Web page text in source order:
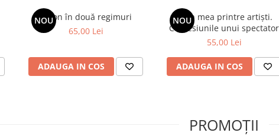
NOU
Spion în două regimuri
65,00 Lei
ADAUGA IN COS
NOU
Viața mea printre artiști.
Confesiunile unui spectator
fidel
55,00 Lei
ADAUGA IN COS
PROMOȚII